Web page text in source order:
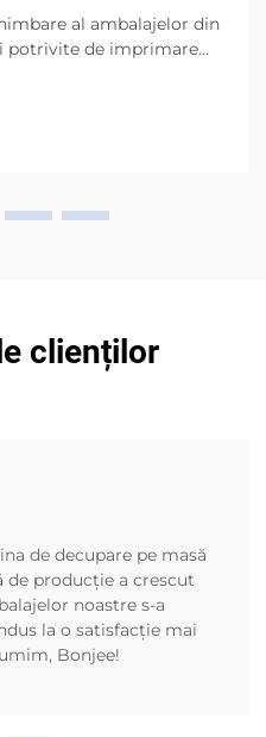
al ambalajelor din
potrivite de imprimare
flexo...
clienților
de decupare pe masă
de producție a crescut
noastre s-a
la o satisfacție mai
Bonjee!